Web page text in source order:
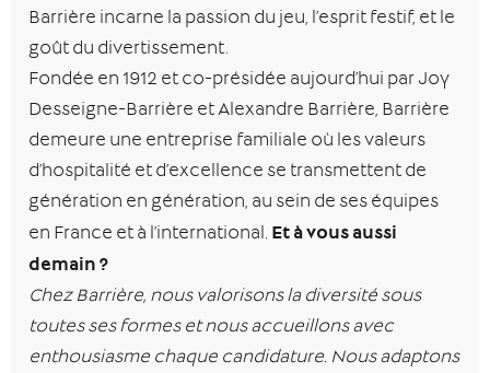
Barrière incarne la passion du jeu, l’esprit festif, et le
goût du divertissement.
Fondée en 1912 et co-présidée aujourd’hui par Joy
Desseigne-Barrière et Alexandre Barrière, Barrière
demeure une entreprise familiale où les valeurs
d’hospitalité et d’excellence se transmettent de
génération en génération, au sein de ses équipes
en France et à l’international. Et à vous aussi
demain ?
Chez Barrière, nous valorisons la diversité sous
toutes ses formes et nous accueillons avec
enthousiasme chaque candidature. Nous adaptons